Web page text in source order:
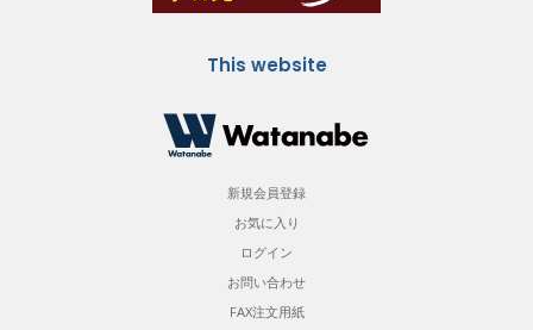
This website
新規会員登録
お気に入り
ログイン
お問い合わせ
FAX注文用紙